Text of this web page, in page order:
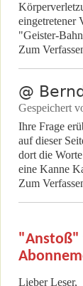
eingetretener
"Geister-
Zum
@
Gespeichert
Ihre Frage
auf dieser
dort die
eine Kanne
Zum
"Anstoß"
Lieber Leser,